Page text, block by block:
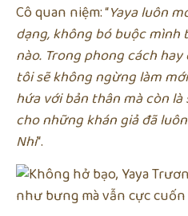
Cô quan niệm: “Yaya luôn
dạng, không bó buộc
nào. Trong phong cách
tôi sẽ không ngừng làm
hứa với bản thân mà còn
cho những khán giả đã
Nhi“.